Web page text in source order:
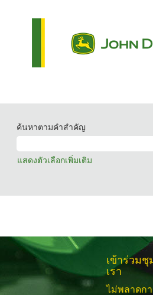
ค้นหาตามคำสำคัญ
แสดงตัวเลือกเพิ่มเติม
เข้าร่วม
เรา
ไม่พลาดก